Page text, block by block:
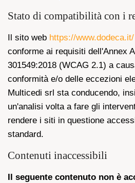
Stato di compatibilità con i
Il sito web https://www.dodeca.it/
conforme ai requisiti dell'Annex
301549:2018 (WCAG 2.1) a
conformità e/o delle eccezioni
Multicedi srl sta conducendo,
un'analisi volta a fare gli
rendere i siti in questione
standard.
Contenuti inaccessibili
Il seguente contenuto non è